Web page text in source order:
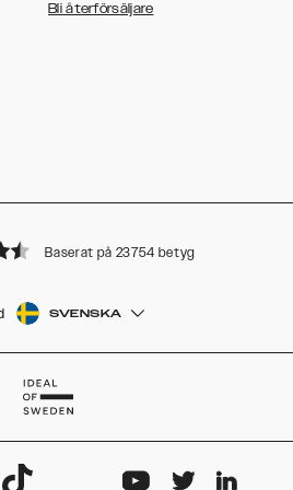
Bli återförsäljare
Baserat på 23754 betyg
SVENSKA